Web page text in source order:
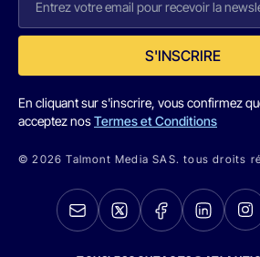
S'INSCRIRE
En cliquant sur s'inscrire, vous confirmez
acceptez nosTermes et Conditions
© 2026 Talmont Media SAS. tous droits